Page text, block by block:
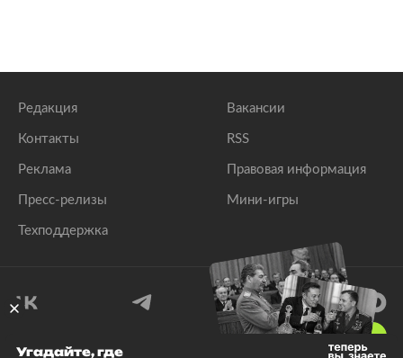
Редакция
Контакты
Реклама
Пресс-релизы
Техподдержка
Вакансии
RSS
Правовая информация
Мини-игры
Угадайте, где